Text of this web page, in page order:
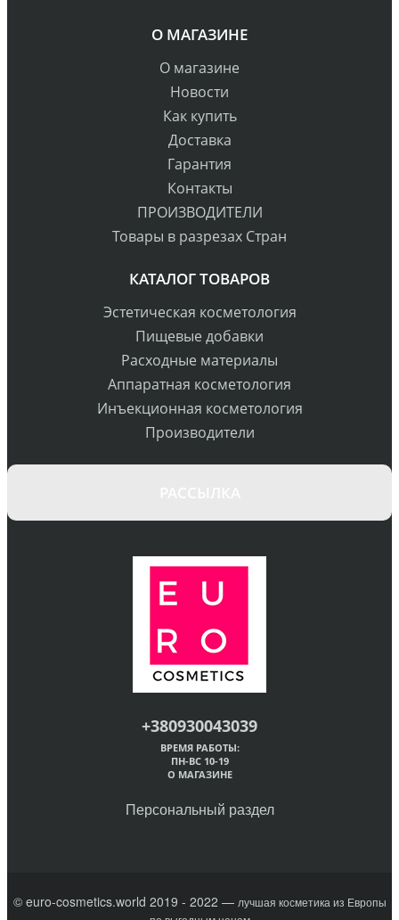
О МАГАЗИНЕ
О магазине
Новости
Как купить
Доставка
Гарантия
Контакты
ПРОИЗВОДИТЕЛИ
Товары в разрезах Стран
КАТАЛОГ ТОВАРОВ
Эстетическая косметология
Пищевые добавки
Расходные материалы
Аппаратная косметология
Инъекционная косметология
Производители
+380930043039
ВРЕМЯ РАБОТЫ:
ПН-ВС 10-19
О МАГАЗИНЕ
Персональный раздел
© euro-cosmetics.world 2019 - 2022 — лучшая косметика из Европы